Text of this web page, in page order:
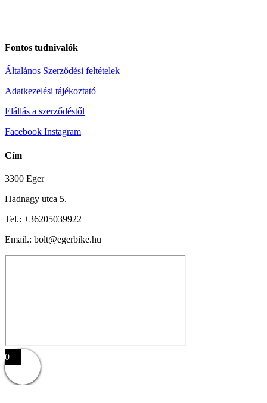
Fontos tudnivalók
Általános Szerződési feltételek
Adatkezelési tájékoztató
Elállás a szerződéstől
Facebook Instagram
Cím
3300 Eger
Hadnagy utca 5.
Tel.: +36205039922
Email.: bolt@egerbike.hu
0